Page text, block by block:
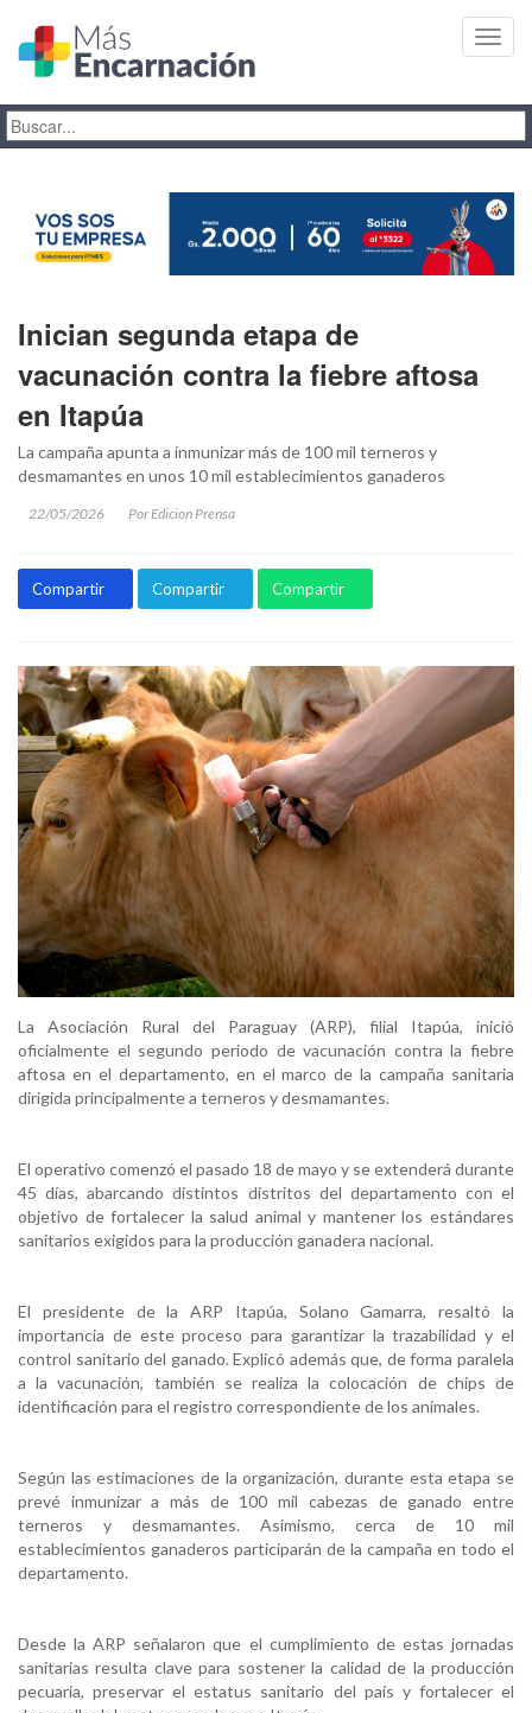
Inician segunda etapa de
vacunación contra la fiebre aftosa
en Itapúa
La campaña apunta a inmunizar más de 100 mil terneros y
desmamantes en unos 10 mil establecimientos ganaderos
22/05/2026 Por Edicion Prensa
Compartir Compartir Compartir
La Asociación Rural del Paraguay (ARP), filial Itapúa, inició
oficialmente el segundo periodo de vacunación contra la fiebre
aftosa en el departamento, en el marco de la campaña sanitaria
dirigida principalmente a terneros y desmamantes.
El operativo comenzó el pasado 18 de mayo y se extenderá durante
45 días, abarcando distintos distritos del departamento con el
objetivo de fortalecer la salud animal y mantener los estándares
sanitarios exigidos para la producción ganadera nacional.
El presidente de la ARP Itapúa, Solano Gamarra, resaltó la
importancia de este proceso para garantizar la trazabilidad y el
control sanitario del ganado. Explicó además que, de forma paralela
a la vacunación, también se realiza la colocación de chips de
identificación para el registro correspondiente de los animales.
Según las estimaciones de la organización, durante esta etapa se
prevé inmunizar a más de 100 mil cabezas de ganado entre
terneros y desmamantes. Asimismo, cerca de 10 mil
establecimientos ganaderos participarán de la campaña en todo el
departamento.
Desde la ARP señalaron que el cumplimiento de estas jornadas
sanitarias resulta clave para sostener la calidad de la producción
pecuaria, preservar el estatus sanitario del país y fortalecer el